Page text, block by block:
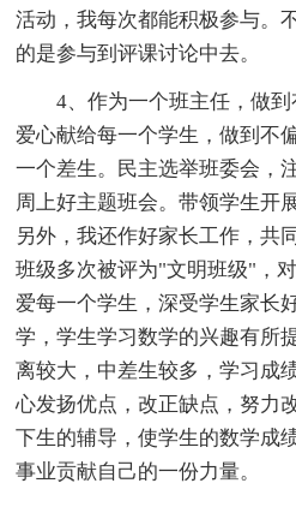
活动，我每次都能积极参与。
的是参与到评课讨论中去。
4、作为一个班主任，做
爱心献给每一个学生，做到不
一个差生。民主选举班委会，
周上好主题班会。带领学生开
另外，我还作好家长工作，共
班级多次被评为"文明班级"，
爱每一个学生，深受学生家长
学，学生学习数学的兴趣有所
离较大，中差生较多，学习成
心发扬优点，改正缺点，努力
下生的辅导，使学生的数学成
事业贡献自己的一份力量。